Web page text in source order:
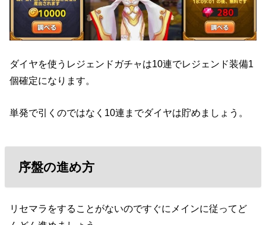
ダイヤを使うレジェンドガチャは10連でレジェンド装備1
個確定になります。
単発で引くのではなく10連までダイヤは貯めましょう。
序盤の進め方
リセマラをすることがないのですぐにメインに従ってど